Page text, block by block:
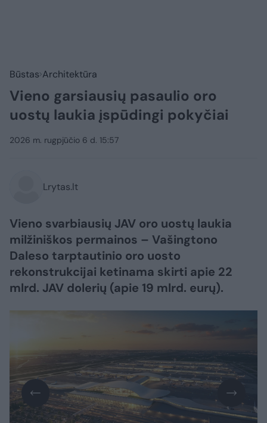
Būstas Architektūra
Vieno garsiausių pasaulio oro
uostų laukia įspūdingi pokyčiai
2026 m. rugpjūčio 6 d. 15:57
Lrytas.lt
Vieno svarbiausių JAV oro uostų laukia
milžiniškos permainos – Vašingtono
Daleso tarptautinio oro uosto
rekonstrukcijai ketinama skirti apie 22
mlrd. JAV dolerių (apie 19 mlrd. eurų).